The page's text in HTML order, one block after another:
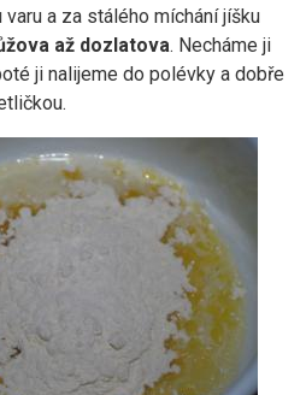
a za stálého míchání jíšku
až dozlatova. Necháme ji
ji nalijeme do polévky a dobře